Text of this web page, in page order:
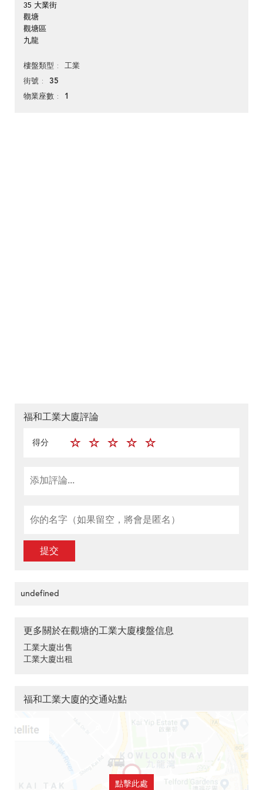
35 大業街
觀塘
觀塘區
九龍
樓盤類型 工業
街號 35
物業座數 1
福和工業大廈評論
得分
提交
undefined
更多關於在觀塘的工業大廈樓盤信息
工業大廈出售
工業大廈出租
福和工業大廈的交通站點
點擊此處